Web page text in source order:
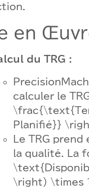
en
du TRG :
calculer le
Planifié}}
Le TRG
la qualité. La
\right) \times